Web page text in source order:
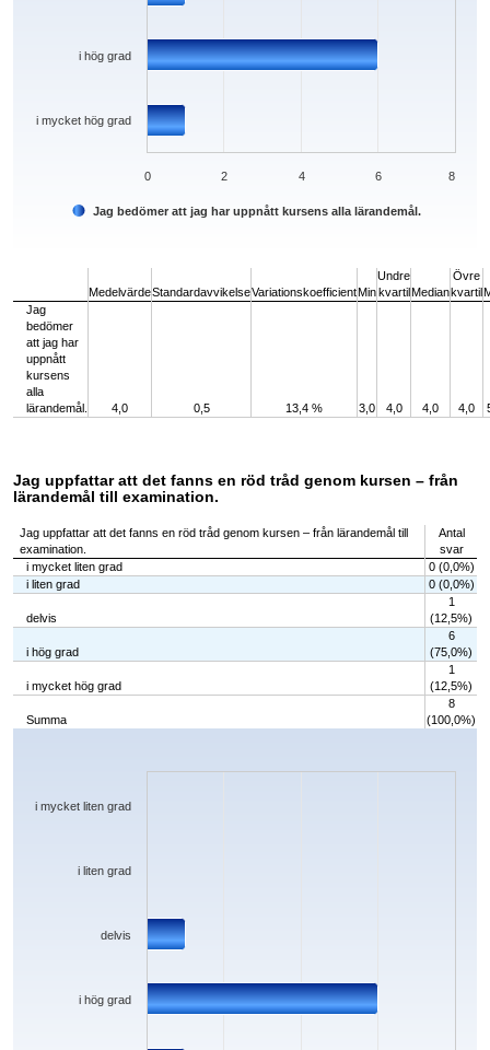
Jag bedömer att jag har uppnått kursens alla lärandemål.
i mycket hög grad
i hög grad
0 2 4 6 8
MedelvärdeStandardavvikelseVariationskoefficientMin
Undre
kvartilMedian
Övre
kvartil
Jag
bedömer
att jag har
uppnått
kursens
alla
lärandemål.
4,0 0,5 13,4 % 3,0 4,0 4,0 4,0
Jag uppfattar att det fanns en röd tråd genom kursen – från
lärandemål till examination.
Jag uppfattar att det fanns en röd tråd genom kursen – från lärandemål till
examination.
Antal
svar
i mycket liten grad
0 (0,0%)
i liten grad
0 (0,0%)
delvis
1
(12,5%)
i hög grad
6
(75,0%)
i mycket hög grad
1
(12,5%)
Summa
8
(100,0%)
Chart
The chart has 1 X axis displaying categories.
i hög grad
delvis
i liten grad
i mycket liten grad